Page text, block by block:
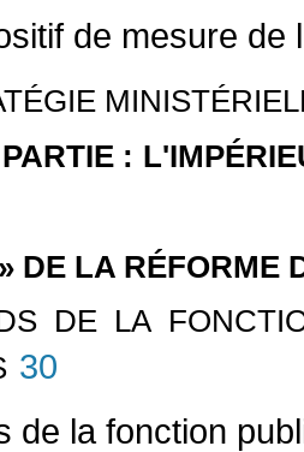
de mesure de
:
DE LA RÉFORME
DE LA
30
de la fonction